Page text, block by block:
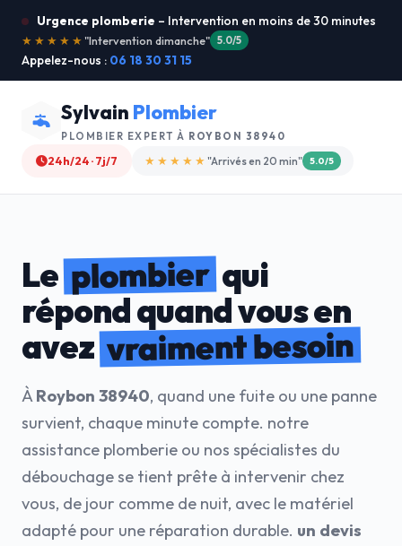
Urgence plomberie – Intervention en moins de 30 minutes
★★★★★"Je recommande !" 4.9/5
Appelez-nous : 06 18 30 31 15
Sylvain Plombier
PLOMBIER EXPERT À ROYBON 38940
24h/24 · 7j/7 ★★★★☆ "Devis gratuit" 4.8/5
Leplombierqui
répond quand vous en
avezvraiment besoin
ÀRoybon 38940, quand une fuite ou une panne
survient, chaque minute compte. notre
assistance plomberie ou nos spécialistes du
débouchage se tient prête à intervenir chez
vous, de jour comme de nuit, avec le matériel
adapté pour une réparation durable. un devis